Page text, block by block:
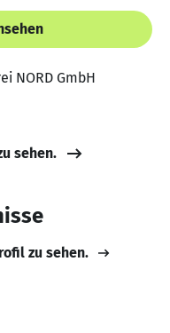
NORD GmbH
sehen.
zu sehen.